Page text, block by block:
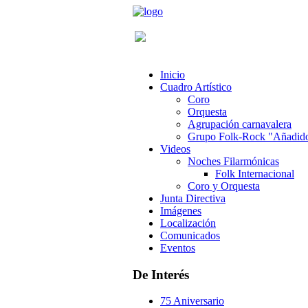
Inicio
Cuadro Artístico
Coro
Orquesta
Agrupación carnavalera
Grupo Folk-Rock
Videos
Noches Filarmónicas
Folk Internacional
Coro y Orquesta
Junta Directiva
Imágenes
Localización
Comunicados
Eventos
De Interés
75 Aniversario